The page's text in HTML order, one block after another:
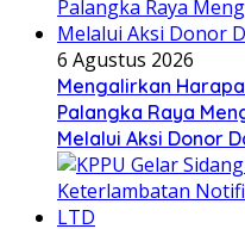
6 Agustus 2026
Mengalirkan
Palangka Raya
Melalui Aksi Donor